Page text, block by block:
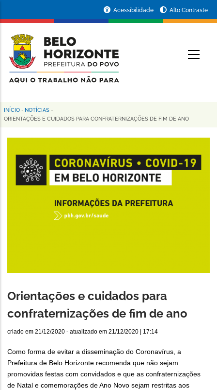
conteúdo
principal
da
Prefeitura
de
Horizonte
Acessibilidade Alto Contraste
Trilha
INÍCIO - NOTÍCIAS -
ORIENTAÇÕES E CUIDADOS PARA CONFRATERNIZAÇÕES DE FIM DE ANO
Orientações e cuidados para
confraternizações de fim de ano
criado em 21/12/2020 - atualizado em 21/12/2020 | 17:14
Como forma de evitar a disseminação do Coronavírus, a
Prefeitura de Belo Horizonte recomenda que não sejam
promovidas festas com convidados e que as confraternizações
de Natal e comemorações de Ano Novo sejam restritas aos